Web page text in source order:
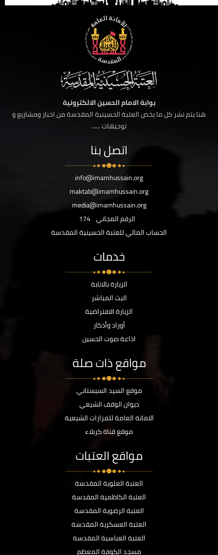
بوابة الامام الحسين الالكترونية
هنا يتم نشر كل ما يخص العتبة الحسينية المقدسة من اخبار ومشاريع و
توجيهات ......
اتصل بنا
info@imamhussain.org
maktab@imamhussain.org
media@imamhussain.org
الرقم المجاني 174
الحساب المالي للعتبة الحسينية المقدسة
خدمات
الزيارة بالانابة
البث المباشر
الزيارة الافتراضية
أوراد وأذكار
اذاعة صوت الحسين
مواقع ذات صلة
موقع السيد السيستاني
ديوان الوقف الشيعي
الامانة العامة للمزارات الشيعية
موقع قناة كربلاء
مواقع العتبات
العتبة العلوية المقدسة
العتبة الكاظمية المقدسة
العتبة الرضوية المقدسة
العتبة العسكرية المقدسة
العتبة العباسية المقدسة
مسجد الكوفة المعظم